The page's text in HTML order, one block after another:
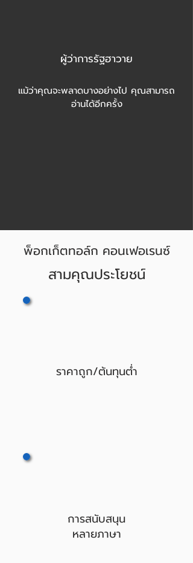
ผู้ว่าการรัฐฮาวาย
แม้ว่าคุณจะพลาดบางอย่างไป คุณสามารถ
อ่านได้อีกครั้ง
พ็อกเก็ตทอล์ก คอนเฟอเรนซ์
สามคุณประโยชน์
ราคาถูก/ต้นทุนต่ำ
การสนับสนุน
หลายภาษา